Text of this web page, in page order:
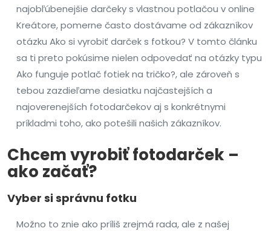
najobľúbenejšie darčeky s vlastnou potlačou v online
Kreátore, pomerne často dostávame od zákazníkov
otázku Ako si vyrobiť darček s fotkou? V tomto článku
sa ti preto pokúsime nielen odpovedať na otázky typu
Ako funguje potlač fotiek na tričko?, ale zároveň s
tebou zazdieľame desiatku najčastejších a
najoverenejších fotodarčekov aj s konkrétnymi
príkladmi toho, ako potešili našich zákazníkov.
Chcem vyrobiť fotodarček –
ako začať?
Vyber si správnu fotku
Možno to znie ako príliš zrejmá rada, ale z našej